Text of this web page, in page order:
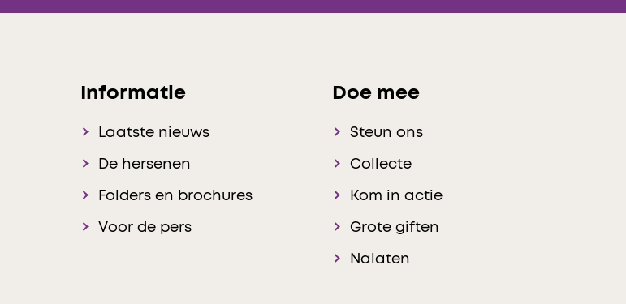
Informatie
Laatste nieuws
De hersenen
Folders en brochures
Voor de pers
Doe mee
Steun ons
Collecte
Kom in actie
Grote giften
Nalaten